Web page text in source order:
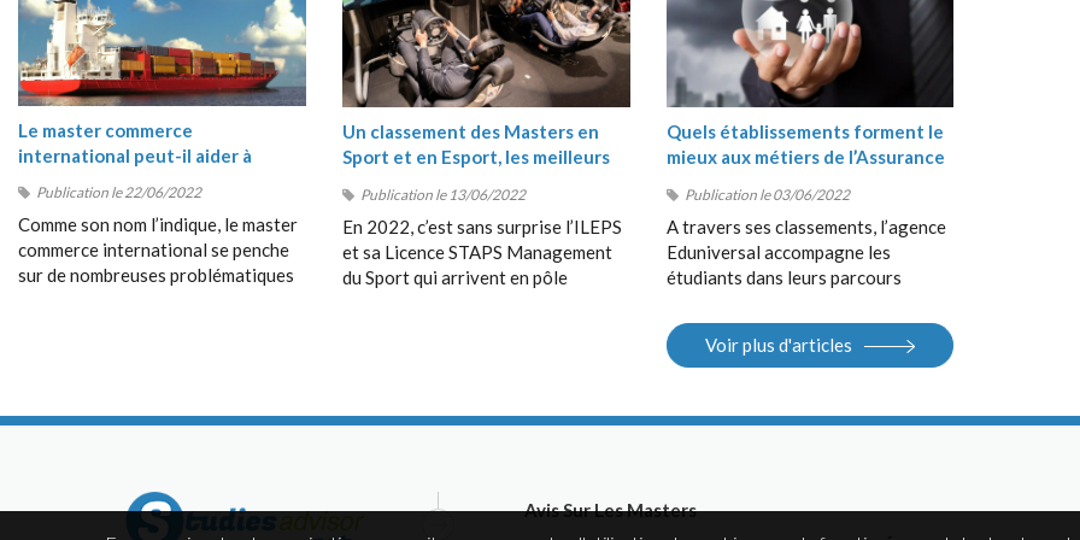
Le master commerce
international peut-il aider à
?
Publication le 22/06/2022
Comme son nom l’indique, le master
commerce international se penche
sur de nombreuses problématiques
Un classement des Masters en
Sport et en Esport, les meilleurs
Publication le 13/06/2022
En 2022, c’est sans surprise l’ILEPS
et sa Licence STAPS Management
du Sport qui arrivent en pôle
Quels établissements forment le
mieux aux métiers de l’Assurance
Publication le 03/06/2022
A travers ses classements, l’agence
Eduniversal accompagne les
étudiants dans leurs parcours
Bac+5, en France et à
l’international. Elle met à la
Internet, salons.
Voir plus d'articles
Avis Sur Les Masters